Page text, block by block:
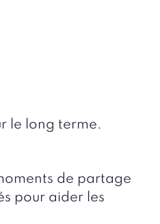
le long terme.
de partage
pour aider les